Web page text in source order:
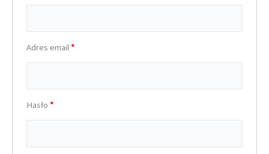
Adres email *
Hasło *